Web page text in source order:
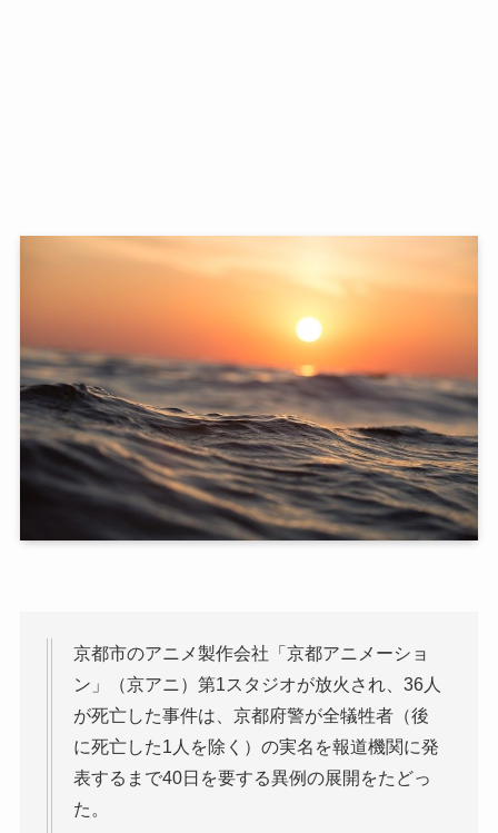
京都市のアニメ製作会社「京都アニメーショ
ン」（京アニ）第1スタジオが放火され、36人
が死亡した事件は、京都府警が全犠牲者（後
に死亡した1人を除く）の実名を報道機関に発
表するまで40日を要する異例の展開をたどっ
た。